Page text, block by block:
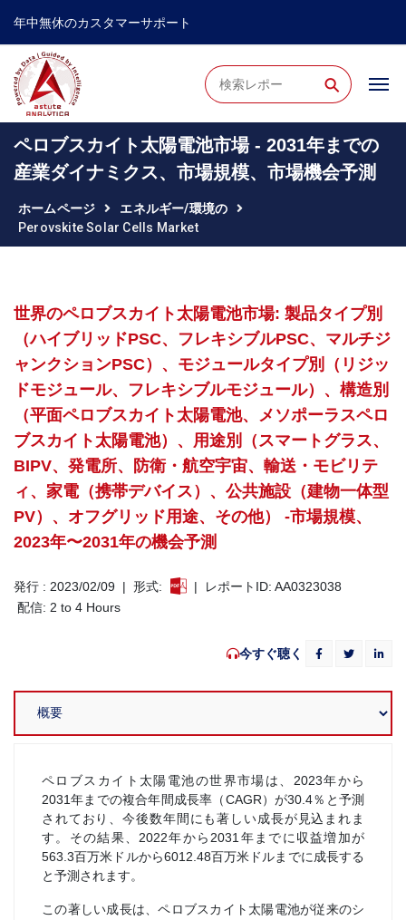
年中無休のカスタマーサポート
⚲
ペロブスカイト太陽電池市場 - 2031年までの
産業ダイナミクス、市場規模、市場機会予測
ホームページ
エネルギー/環境の
Perovskite Solar Cells Market
世界のペロブスカイト太陽電池市場: 製品タイプ別
（ハイブリッドPSC、フレキシブルPSC、マルチジ
ャンクションPSC）、モジュールタイプ別（リジッ
ドモジュール、フレキシブルモジュール）、構造別
（平面ペロブスカイト太陽電池、メソポーラスペロ
ブスカイト太陽電池）、用途別（スマートグラス、
BIPV、発電所、防衛・航空宇宙、輸送・モビリテ
ィ、家電（携帯デバイス）、公共施設（建物一体型
PV）、オフグリッド用途、その他） -市場規模、
2023年〜2031年の機会予測
発行 : 2023/02/09 | 形式:
| レポートID: AA0323038
配信: 2 to 4 Hours
今すぐ聴く
ペロブスカイト太陽電池の世界市場は、2023年から
2031年までの複合年間成長率（CAGR）が30.4％と予測
されており、今後数年間にも著しい成長が見込まれま
す。その結果、2022年から2031年までに収益増加が
563.3百万米ドルから6012.48百万米ドルまでに成長する
と予測されます。
この著しい成長は、ペロブスカイト太陽電池が従来のシ